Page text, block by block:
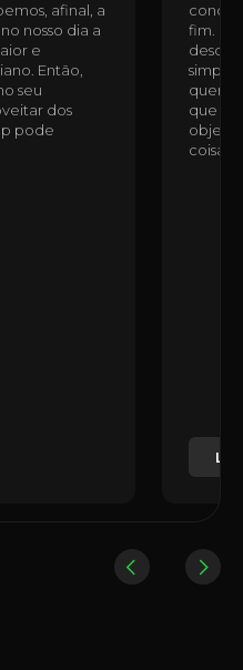
afinal, a
nosso dia a
e
Então,
seu
dos
pode
fim. É
desde
quem
que
coisas,